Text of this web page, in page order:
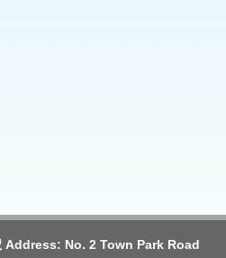
Address: No. 2 Town Park Road